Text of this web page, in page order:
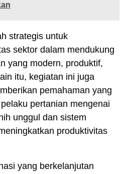
strategis untuk
sektor dalam mendukung
yang modern, produktif,
itu, kegiatan ini juga
pemahaman yang
pertanian mengenai
unggul dan sistem
produktivitas
yang berkelanjutan